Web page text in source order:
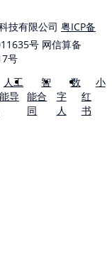
技有限公司 粤ICP备
号 网信算备
号
人工
导
智
能合
同
数
字
人
小
红
书